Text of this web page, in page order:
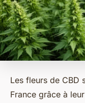
Les fleurs de CBD
France grâce à